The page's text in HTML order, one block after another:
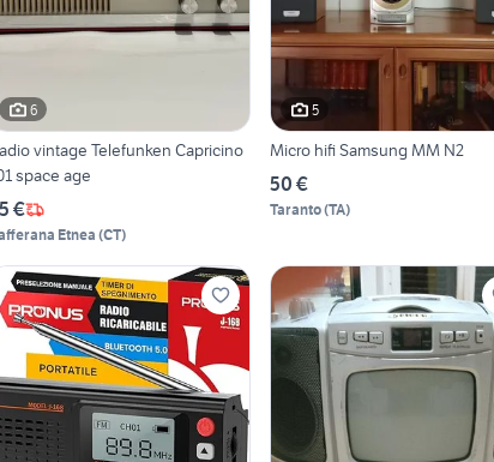
6
vintage Telefunken Capricino
space age
€
Etnea (CT)
5
Micro hifi Samsung MM N2
50 €
Taranto(TA)